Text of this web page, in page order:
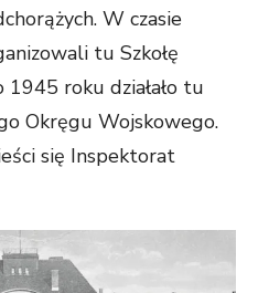
W czasie
tu Szkołę
roku działało tu
Okręgu Wojskowego.
się Inspektorat